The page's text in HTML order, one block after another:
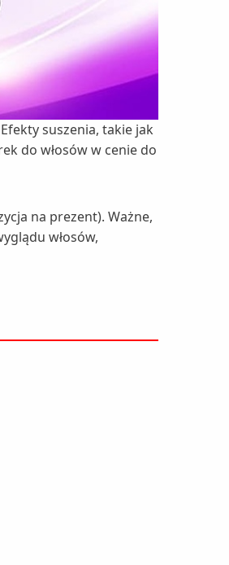
suszenia, takie jak
do włosów w cenie do
na prezent). Ważne,
włosów,